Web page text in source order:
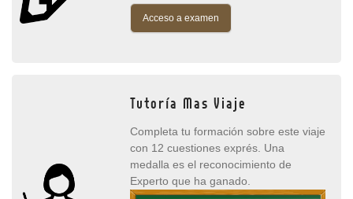
Acceso a examen
Tutoría Mas Viaje
Completa tu formación sobre este viaje
con 12 cuestiones exprés. Una
medalla es el reconocimiento de
Experto que ha ganado.